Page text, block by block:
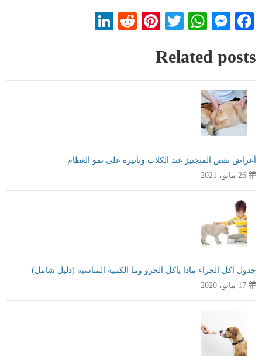
Facebook
Messenger
WhatsApp
Twitter
Pinterest
Reddit
Related posts
أعراض نقص المنجنيز عند الكلاب وتأثيره على نمو العظام
26 مايو، 2021
جدول أكل الجراء ماذا يأكل الجرو وما الكمية المناسبة (دليل شامل)
17 مايو، 2020